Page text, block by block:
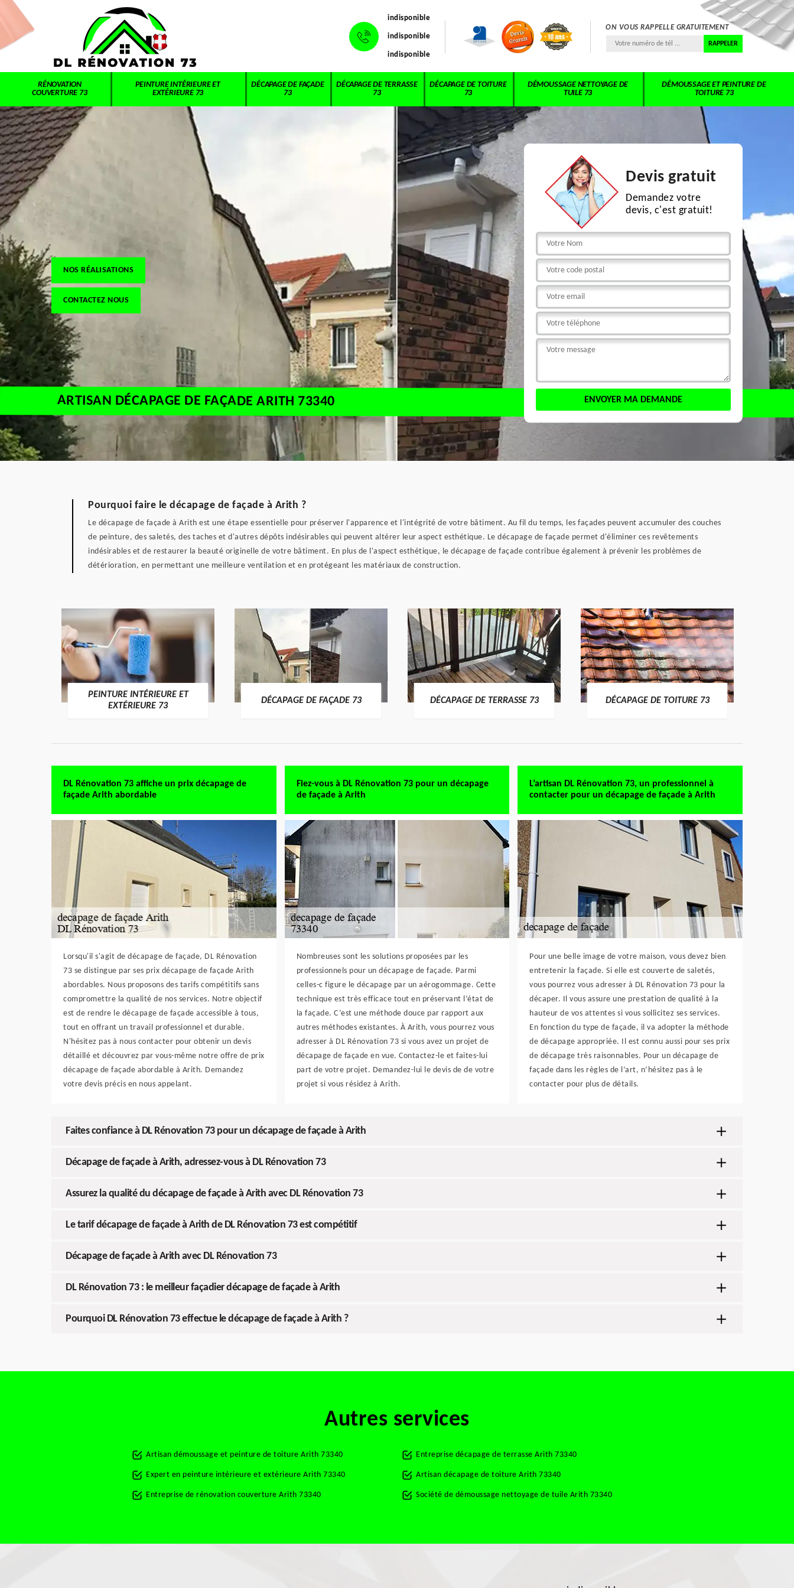
indisponible
indisponible
indisponible
ON VOUS RAPPELLE GRATUITEMENT
RÉNOVATION
COUVERTURE 73
PEINTURE INTÉRIEURE ET
EXTÉRIEURE 73
DÉCAPAGE DE FAÇADE
73
DÉCAPAGE DE TERRASSE
73
DÉCAPAGE DE TOITURE
73
DÉMOUSSAGE NETTOYAGE DE
TUILE 73
DÉMOUSSAGE ET PEINTURE DE
TOITURE 73
NOS RÉALISATIONS
CONTACTEZ NOUS
Devis gratuit
Demandez votre
devis, c'est gratuit!
ARTISAN DÉCAPAGE DE FAÇADE ARITH 73340
Pourquoi faire le décapage de façade à Arith ?
Le décapage de façade à Arith est une étape essentielle pour préserver l'apparence et l'intégrité de votre bâtiment. Au fil du temps, les façades peuvent accumuler des couches
de peinture, des saletés, des taches et d'autres dépôts indésirables qui peuvent altérer leur aspect esthétique. Le décapage de façade permet d'éliminer ces revêtements
indésirables et de restaurer la beauté originelle de votre bâtiment. En plus de l'aspect esthétique, le décapage de façade contribue également à prévenir les problèmes de
détérioration, en permettant une meilleure ventilation et en protégeant les matériaux de construction.
PEINTURE INTÉRIEURE ET
EXTÉRIEURE 73
DÉCAPAGE DE FAÇADE 73 DÉCAPAGE DE TERRASSE 73 DÉCAPAGE DE TOITURE 73
DL Rénovation 73 affiche un prix décapage de
façade Arith abordable
Lorsqu'il s'agit de décapage de façade, DL Rénovation
73 se distingue par ses prix décapage de façade Arith
abordables. Nous proposons des tarifs compétitifs sans
compromettre la qualité de nos services. Notre objectif
est de rendre le décapage de façade accessible à tous,
tout en offrant un travail professionnel et durable.
N'hésitez pas à nous contacter pour obtenir un devis
détaillé et découvrez par vous-même notre offre de prix
décapage de façade abordable à Arith. Demandez
votre devis précis en nous appelant.
Fiez-vous à DL Rénovation 73 pour un décapage
de façade à Arith
Nombreuses sont les solutions proposées par les
professionnels pour un décapage de façade. Parmi
celles-c figure le décapage par un aérogommage. Cette
technique est très efficace tout en préservant l’état de
la façade. C’est une méthode douce par rapport aux
autres méthodes existantes. À Arith, vous pourrez vous
adresser à DL Rénovation 73 si vous avez un projet de
décapage de façade en vue. Contactez-le et faites-lui
part de votre projet. Demandez-lui le devis de de votre
projet si vous résidez à Arith.
L’artisan DL Rénovation 73, un professionnel à
contacter pour un décapage de façade à Arith
Pour une belle image de votre maison, vous devez bien
entretenir la façade. Si elle est couverte de saletés,
vous pourrez vous adresser à DL Rénovation 73 pour la
décaper. Il vous assure une prestation de qualité à la
hauteur de vos attentes si vous sollicitez ses services.
En fonction du type de façade, il va adopter la méthode
de décapage appropriée. Il est connu aussi pour ses prix
de décapage très raisonnables. Pour un décapage de
façade dans les règles de l’art, n’hésitez pas à le
contacter pour plus de détails.
Faites confiance à DL Rénovation 73 pour un décapage de façade à Arith
Décapage de façade à Arith, adressez-vous à DL Rénovation 73
Assurez la qualité du décapage de façade à Arith avec DL Rénovation 73
Le tarif décapage de façade à Arith de DL Rénovation 73 est compétitif
Décapage de façade à Arith avec DL Rénovation 73
DL Rénovation 73 : le meilleur façadier décapage de façade à Arith
Pourquoi DL Rénovation 73 effectue le décapage de façade à Arith ?
Autres services
Artisan démoussage et peinture de toiture Arith 73340
Expert en peinture intérieure et extérieure Arith 73340
Entreprise de rénovation couverture Arith 73340
Entreprise décapage de terrasse Arith 73340
Artisan décapage de toiture Arith 73340
Société de démoussage nettoyage de tuile Arith 73340